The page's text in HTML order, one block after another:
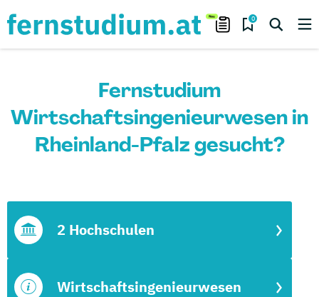
0
Fernstudium
Wirtschaftsingenieurwesen in
Rheinland-Pfalz gesucht?
Wirtschaftsingenieurwesen
2 Hochschulen